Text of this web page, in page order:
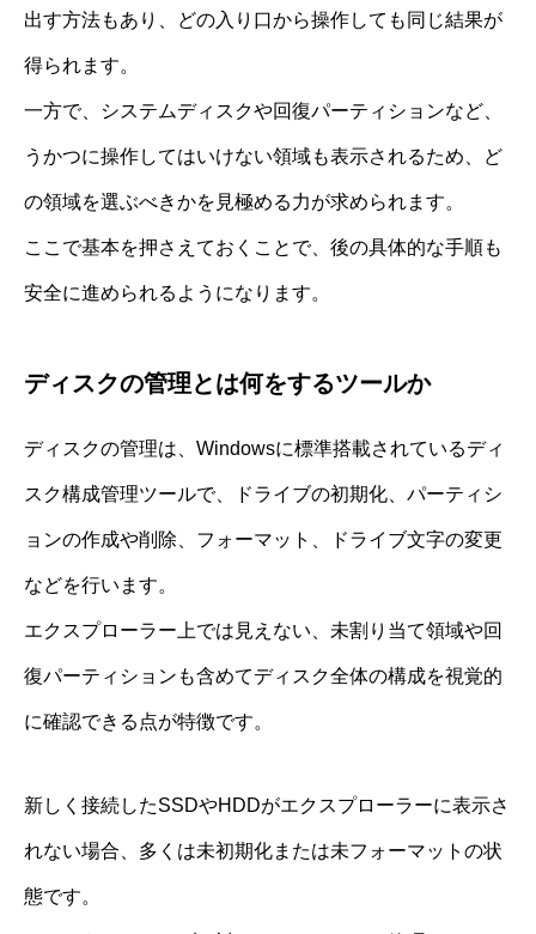
出す方法もあり、どの入り口から操作しても同じ結果が
得られます。
一方で、システムディスクや回復パーティションなど、
うかつに操作してはいけない領域も表示されるため、ど
の領域を選ぶべきかを見極める力が求められます。
ここで基本を押さえておくことで、後の具体的な手順も
安全に進められるようになります。
ディスクの管理とは何をするツールか
ディスクの管理は、Windowsに標準搭載されているディ
スク構成管理ツールで、ドライブの初期化、パーティシ
ョンの作成や削除、フォーマット、ドライブ文字の変更
などを行います。
エクスプローラー上では見えない、未割り当て領域や回
復パーティションも含めてディスク全体の構成を視覚的
に確認できる点が特徴です。
新しく接続したSSDやHDDがエクスプローラーに表示さ
れない場合、多くは未初期化または未フォーマットの状
態です。